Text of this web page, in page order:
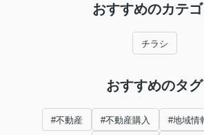
おすすめのカテゴ
チラシ
おすすめのタグ
#不動産 #不動産購入 #地域情